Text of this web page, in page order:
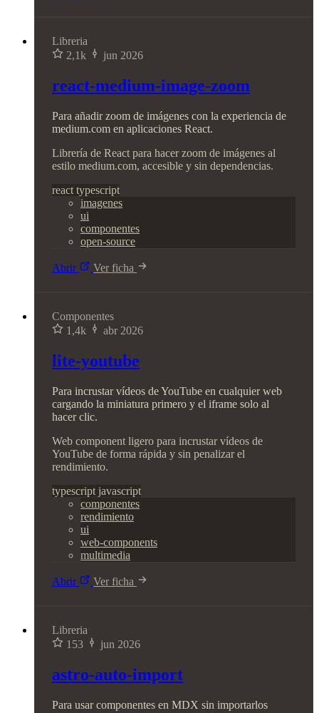
Libreria
2,1k
jun 2026
react-medium-image-zoom
Para añadir zoom de imágenes con la experiencia de
medium.com en aplicaciones React.
Librería de React para hacer zoom de imágenes al
estilo medium.com, accesible y sin dependencias.
react typescript
imagenes
ui
componentes
open-source
Abrir Ver ficha
Componentes
1,4k
abr 2026
lite-youtube
Para incrustar vídeos de YouTube en cualquier web
cargando la miniatura primero y el iframe solo al
hacer clic.
Web component ligero para incrustar vídeos de
YouTube de forma rápida y sin penalizar el
rendimiento.
typescript javascript
componentes
rendimiento
ui
web-components
multimedia
Abrir Ver ficha
Libreria
153
jun 2026
astro-auto-import
Para usar componentes en MDX sin importarlos